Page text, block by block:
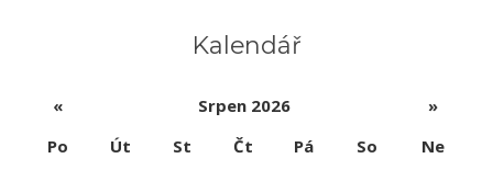
Kalendář
« Srpen 2026
»
Po
Út St Čt Pá So
Ne